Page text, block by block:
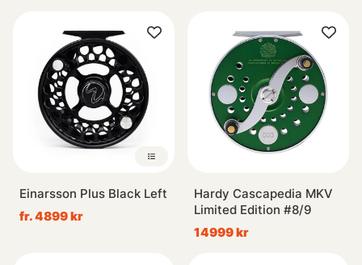
Einarsson Plus Black Left
fr. 4899 kr
Hardy Cascapedia MKV
Limited Edition #8/9
14999 kr